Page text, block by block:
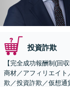
投資詐欺
【完全成功報酬制(回
商材／アフィリエイ
欺／投資詐欺／仮想通